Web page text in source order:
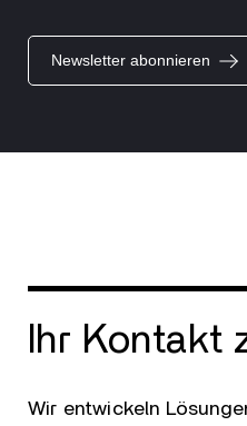
Newsletter abonnieren
Ihr Kontakt
Wir entwickeln